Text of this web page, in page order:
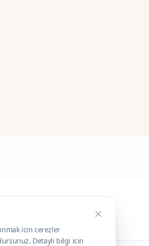
icin cerezler
Detayli bilgi icin